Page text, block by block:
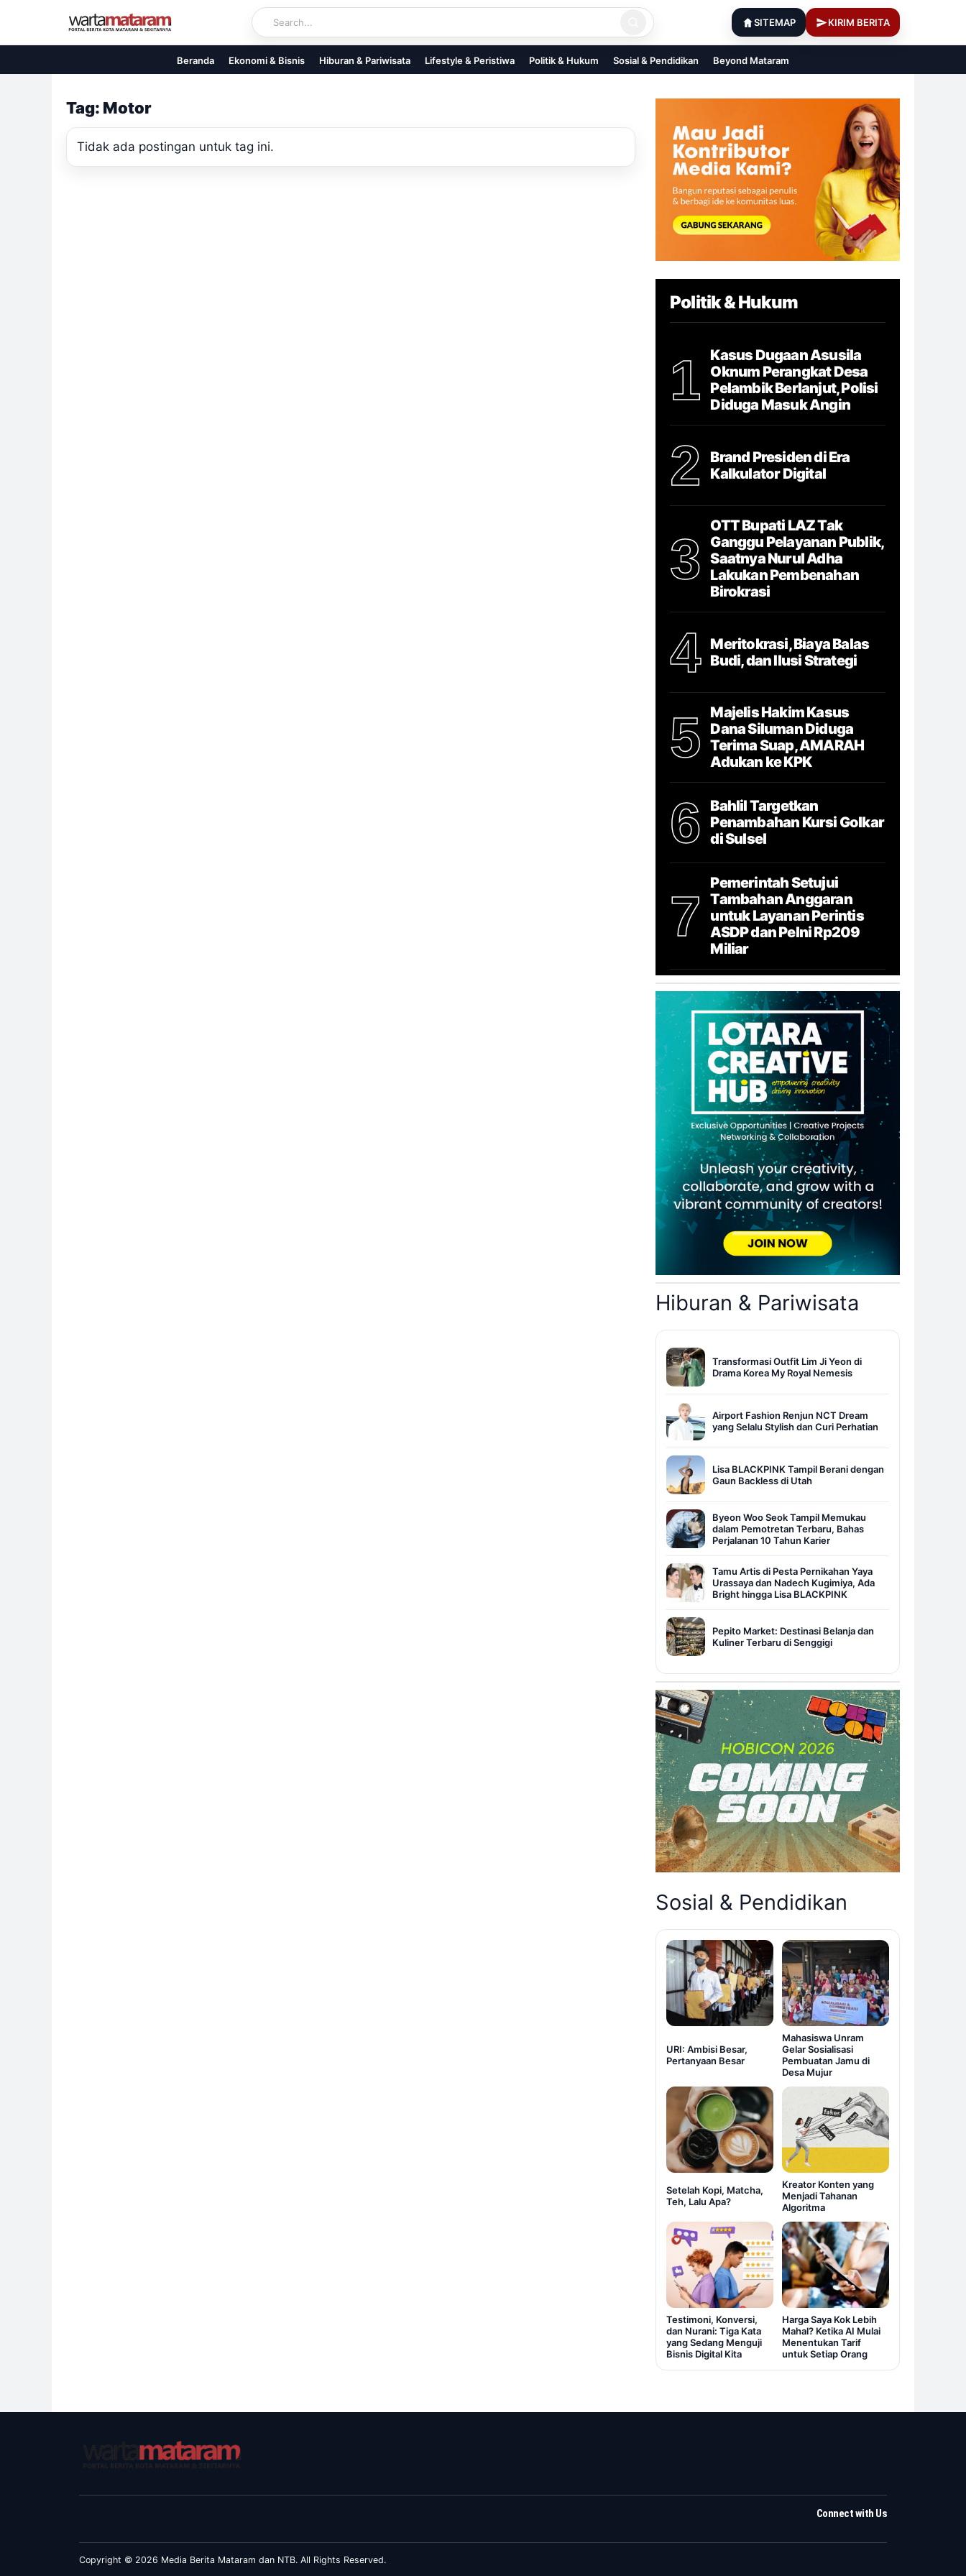
content
SITEMAP KIRIM BERITA
Beranda Ekonomi & Bisnis Hiburan & Pariwisata Lifestyle & Peristiwa Politik & Hukum Sosial & Pendidikan Beyond Mataram
Tag: Motor
Tidak ada postingan untuk tag ini.
Politik & Hukum
1
Kasus Dugaan Asusila
Oknum Perangkat Desa
Pelambik Berlanjut, Polisi
Diduga Masuk Angin
2
Brand Presiden di Era
Kalkulator Digital
3
OTT Bupati LAZ Tak
Ganggu Pelayanan Publik,
Saatnya Nurul Adha
Lakukan Pembenahan
Birokrasi
4
Meritokrasi, Biaya Balas
Budi, dan Ilusi Strategi
5
Majelis Hakim Kasus
Dana Siluman Diduga
Terima Suap, AMARAH
Adukan ke KPK
6
Bahlil Targetkan
Penambahan Kursi Golkar
di Sulsel
7
Pemerintah Setujui
Tambahan Anggaran
untuk Layanan Perintis
ASDP dan Pelni Rp209
Miliar
Hiburan & Pariwisata
Transformasi Outfit Lim Ji Yeon di
Drama Korea My Royal Nemesis
Airport Fashion Renjun NCT Dream
yang Selalu Stylish dan Curi Perhatian
Lisa BLACKPINK Tampil Berani dengan
Gaun Backless di Utah
Byeon Woo Seok Tampil Memukau
dalam Pemotretan Terbaru, Bahas
Perjalanan 10 Tahun Karier
Tamu Artis di Pesta Pernikahan Yaya
Urassaya dan Nadech Kugimiya, Ada
Bright hingga Lisa BLACKPINK
Pepito Market: Destinasi Belanja dan
Kuliner Terbaru di Senggigi
Sosial & Pendidikan
URI: Ambisi Besar,
Pertanyaan Besar
Mahasiswa Unram
Gelar Sosialisasi
Pembuatan Jamu di
Desa Mujur
Setelah Kopi, Matcha,
Teh, Lalu Apa?
Kreator Konten yang
Menjadi Tahanan
Algoritma
Testimoni, Konversi,
dan Nurani: Tiga Kata
yang Sedang Menguji
Bisnis Digital Kita
Harga Saya Kok Lebih
Mahal? Ketika AI Mulai
Menentukan Tarif
untuk Setiap Orang
Connect with Us
Copyright © 2026 Media Berita Mataram dan NTB. All Rights Reserved.